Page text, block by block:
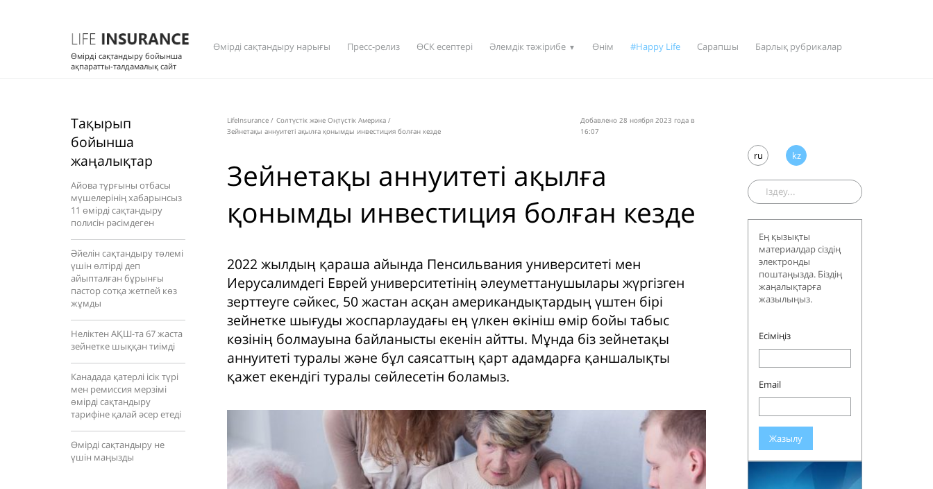
Өмірді сақтандыру бойынша
ақпаратты-талдамалық сайт
Өмірді сақтандыру нарығы Пресс-релиз ӨСК есептері Әлемдік тәжірибе ▼ Өнім #Happy Life Сарапшы Барлық рубрикалар
Тақырып
бойынша
жаңалықтар
Айова тұрғыны отбасы
мүшелерінің хабарынсыз
11 өмірді сақтандыру
полисін рәсімдеген
Әйелін сақтандыру төлемі
үшін өлтірді деп
айыпталған бұрынғы
пастор сотқа жетпей көз
жұмды
Неліктен АҚШ-та 67 жаста
зейнетке шыққан тиімді
Канадада қатерлі ісік түрі
мен ремиссия мерзімі
өмірді сақтандыру
тарифіне қалай әсер етеді
Өмірді сақтандыру не
үшін маңызды
LifeInsurance / Солтүстік және Оңтүстік Америка /
Зейнетақы аннуитеті ақылға қонымды инвестиция болған кезде
Добавлено 28 ноября 2023 года в
16:07
Зейнетақы аннуитеті ақылға
қонымды инвестиция болған кезде
2022 жылдың қараша айында Пенсильвания университеті мен
Иерусалимдегі Еврей университетінің әлеуметтанушылары жүргізген
зерттеуге сәйкес, 50 жастан асқан американдықтардың үштен бірі
зейнетке шығуды жоспарлаудағы ең үлкен өкініш өмір бойы табыс
көзінің болмауына байланысты екенін айтты. Мұнда біз зейнетақы
аннуитеті туралы және бұл саясаттың қарт адамдарға қаншалықты
қажет екендігі туралы сөйлесетін боламыз.
ru kz
Ең қызықты
материалдар сіздің
электронды
поштаңызда. Біздің
жаңалықтарға
жазылыңыз.
Есіміңіз
Email
Жазылу